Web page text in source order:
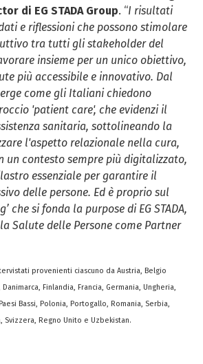
di EG STADA Group. “I risultati
e riflessioni che possono stimolare
tra tutti gli stakeholder del
insieme per un unico obiettivo,
più accessibile e innovativo. Dal
come gli Italiani chiedono
'patient care', che evidenzi il
sanitaria, sottolineando la
l'aspetto relazionale nella cura,
un contesto sempre più digitalizzato,
essenziale per garantire il
delle persone. Ed è proprio sul
che si fonda la purpose di EG STADA,
Salute delle Persone come Partner
provenienti ciascuno da Austria, Belgio
Finlandia, Francia, Germania, Ungheria,
Bassi, Polonia, Portogallo, Romania, Serbia,
Svizzera, Regno Unito e Uzbekistan.